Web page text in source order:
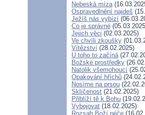
Nebeská míza
Ospravedlnění najdeš
Ježíš nás vybízí
Co je správné
Jejich věci (02.03.2025)
Ve chvíli zkoušky
Vítězství (28.02.2025)
U toho to začíná
Božské prostředky
Natolik všemohoucí
Opakování hříchů
Nosíme na prsou
Sklíčenost (21.02.2025)
Přiblíží tě k Bohu
Vybojovat (18.02.2025)
Rozsah Boží péče